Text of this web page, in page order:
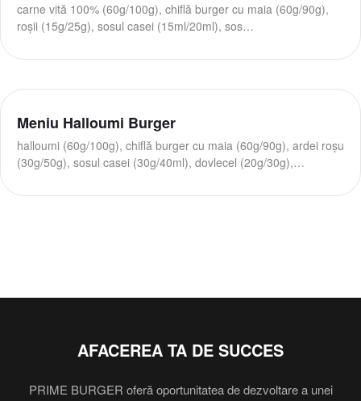
carne vită 100% (60g/100g), chiflă burger cu maia (60g/90g),
roșii (15g/25g), sosul casei (15ml/20ml), sos…
Meniu Halloumi Burger
halloumi (60g/100g), chiflă burger cu maia (60g/90g), ardei roșu
(30g/50g), sosul casei (30g/40ml), dovlecel (20g/30g),…
AFACEREA TA DE SUCCES
PRIME BURGER oferă oportunitatea de dezvoltare a unei